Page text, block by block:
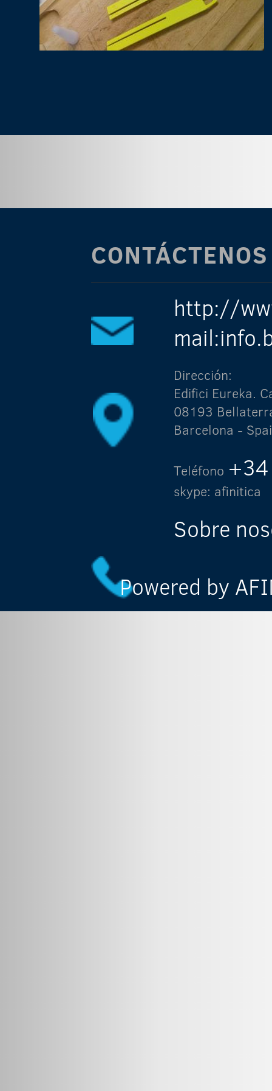
CONTÁCTENOS
http://
Dirección:
Edifici Eureka.
08193
Barcelona -
Teléfono
skype: afinitica
Sobre
Powered by